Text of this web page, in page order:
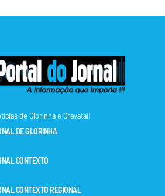
de Glorinha e Gravataí!
DE GLORINHA
CONTEXTO
CONTEXTO REGIONAL